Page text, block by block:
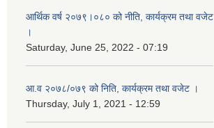
आर्थिक वर्ष २०७९।०८० को नीति, कार्यक्रम तथा वजेट
।
Saturday, June 25, 2022 - 07:19
आ.व २०७८/०७९ को निति, कार्यक्रम तथा वजेट ।
Thursday, July 1, 2021 - 12:59